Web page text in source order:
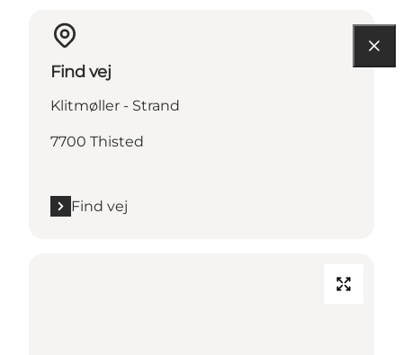
Find vej
Klitmøller - Strand
7700 Thisted
Find vej